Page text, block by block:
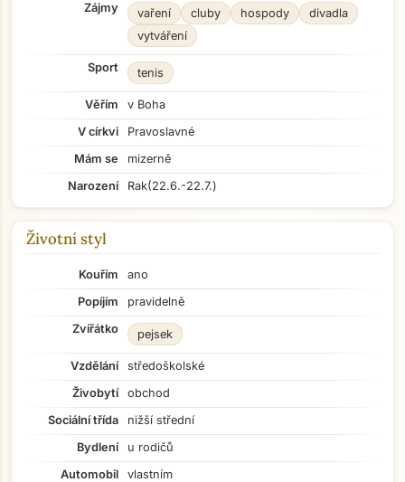
Zájmy vaření cluby hospody
divadla
vytváření
Sport tenis
Věřím
v Boha
V církvi
Pravoslavné
Mám se
mizerně
Narození
Rak(22.6.-22.7.)
Životní styl
Kouřím
ano
Popíjím
pravidelně
Zvířátko
pejsek
Vzdělání
středoškolské
Živobytí
obchod
Sociální třída
nižší střední
Bydlení
u rodičů
Automobil
vlastním